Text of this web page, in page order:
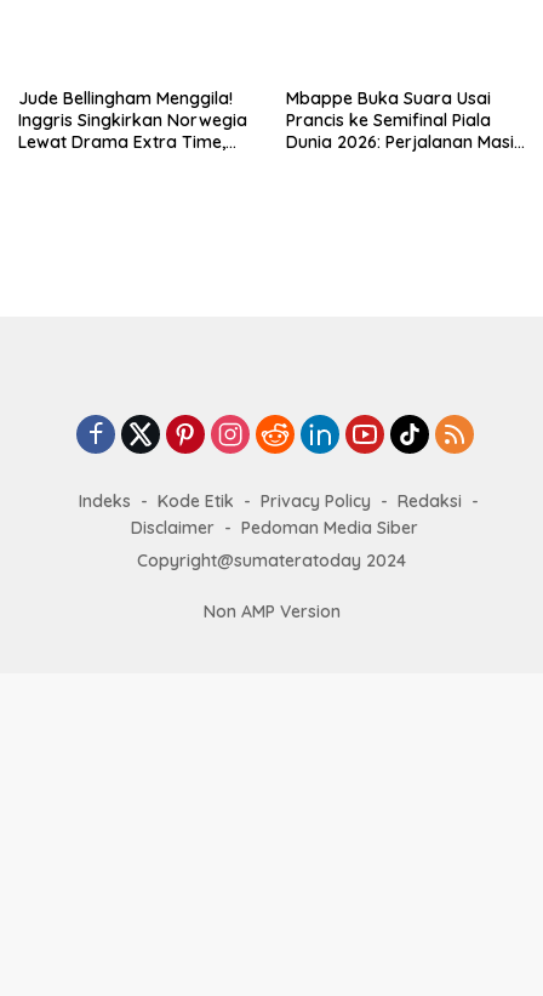
Jude Bellingham Menggila!
Inggris Singkirkan Norwegia
Lewat Drama Extra Time,
Mbappe Buka Suara Usai
Prancis ke Semifinal Piala
Dunia 2026: Perjalanan Masih
Indeks Kode Etik Privacy Policy
Redaksi
Disclaimer
Pedoman Media Siber
Copyright@sumateratoday 2024
Non AMP Version